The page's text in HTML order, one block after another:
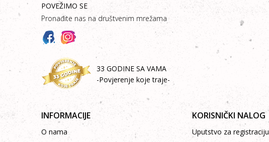
POVEŽIMO SE
Pronađite nas na društvenim mrežama
33 GODINE SA VAMA
-Povjerenje koje traje-
INFORMACIJE
O nama
KORISNIČKI NALOG
Uputstvo za registraciju